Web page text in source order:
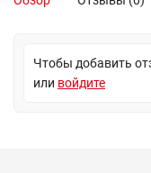
Чтобы добавить
или войдите